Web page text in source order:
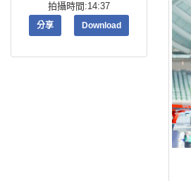
拍攝時間:14:37
分享 Download